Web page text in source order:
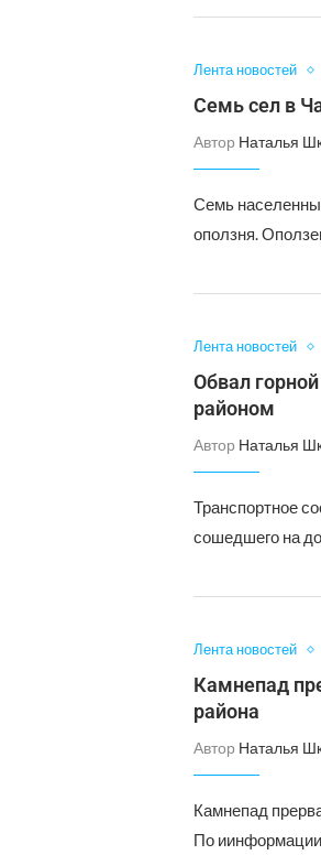
Лента новостей
Семь сел в
Автор Наталья
Семь
оползня.
Лента новостей
Обвал
районом
Автор Наталья
Транспортное
сошедшего на
Лента новостей
Камнепад
района
Автор Наталья
Камнепад
По